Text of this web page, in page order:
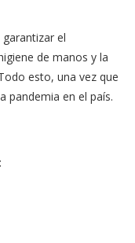
el
de manos y la
esto, una vez que
pandemia en el país.
: